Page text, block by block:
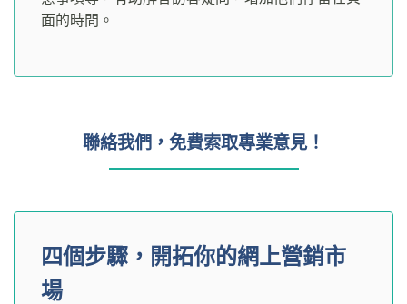
面的時間。
聯絡我們，免費索取專業意見！
四個步驟，開拓你的網上營銷市
場